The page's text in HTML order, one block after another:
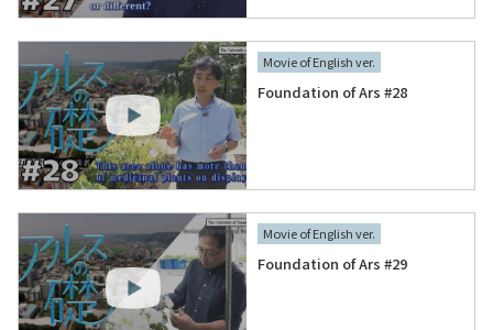
Movie of English ver.
Foundation of Ars #28
Movie of English ver.
Foundation of Ars #29